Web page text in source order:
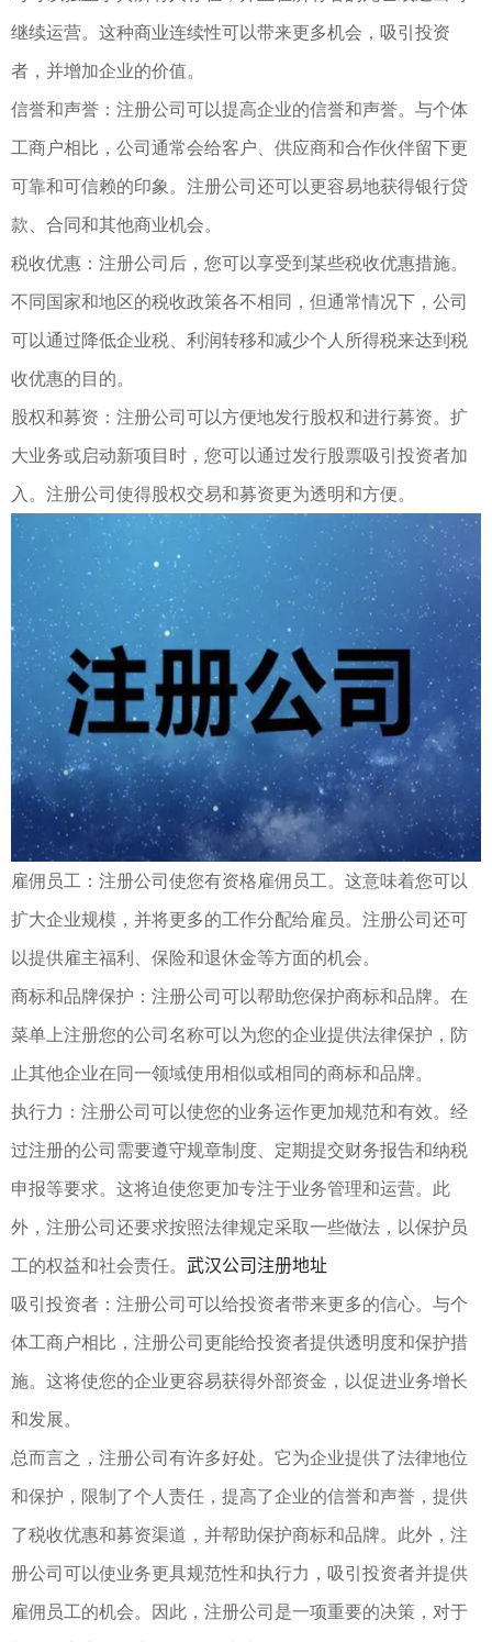
继续运营。这种商业连续性可以带来更多机会，吸引投资
者，并增加企业的价值。
信誉和声誉：注册公司可以提高企业的信誉和声誉。与个体
工商户相比，公司通常会给客户、供应商和合作伙伴留下更
可靠和可信赖的印象。注册公司还可以更容易地获得银行贷
款、合同和其他商业机会。
税收优惠：注册公司后，您可以享受到某些税收优惠措施。
不同国家和地区的税收政策各不相同，但通常情况下，公司
可以通过降低企业税、利润转移和减少个人所得税来达到税
收优惠的目的。
股权和募资：注册公司可以方便地发行股权和进行募资。扩
大业务或启动新项目时，您可以通过发行股票吸引投资者加
入。注册公司使得股权交易和募资更为透明和方便。
雇佣员工：注册公司使您有资格雇佣员工。这意味着您可以
扩大企业规模，并将更多的工作分配给雇员。注册公司还可
以提供雇主福利、保险和退休金等方面的机会。
商标和品牌保护：注册公司可以帮助您保护商标和品牌。在
菜单上注册您的公司名称可以为您的企业提供法律保护，防
止其他企业在同一领域使用相似或相同的商标和品牌。
执行力：注册公司可以使您的业务运作更加规范和有效。经
过注册的公司需要遵守规章制度、定期提交财务报告和纳税
申报等要求。这将迫使您更加专注于业务管理和运营。此
外，注册公司还要求按照法律规定采取一些做法，以保护员
工的权益和社会责任。 武汉公司注册地址
吸引投资者：注册公司可以给投资者带来更多的信心。与个
体工商户相比，注册公司更能给投资者提供透明度和保护措
施。这将使您的企业更容易获得外部资金，以促进业务增长
和发展。
总而言之，注册公司有许多好处。它为企业提供了法律地位
和保护，限制了个人责任，提高了企业的信誉和声誉，提供
了税收优惠和募资渠道，并帮助保护商标和品牌。此外，注
册公司可以使业务更具规范性和执行力，吸引投资者并提供
雇佣员工的机会。因此，注册公司是一项重要的决策，对于